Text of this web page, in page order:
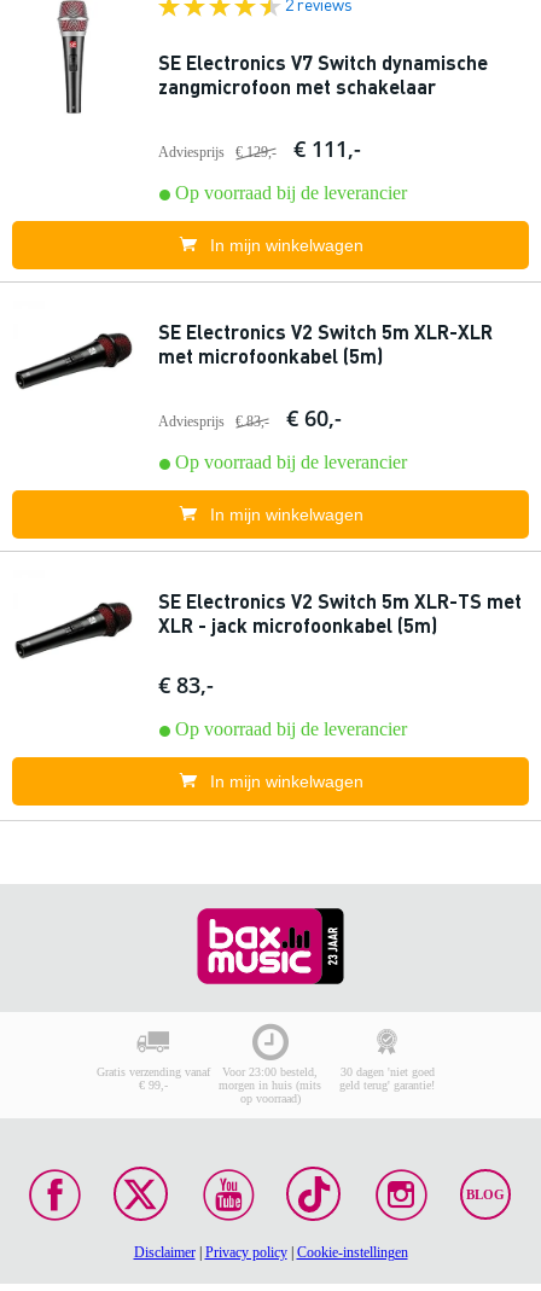
SE Electronics V7 Switch dynamische
zangmicrofoon met schakelaar
Adviesprijs € 129,- € 111,-
Op voorraad bij de leverancier
In mijn winkelwagen
SE Electronics V2 Switch 5m XLR-XLR
met microfoonkabel (5m)
Adviesprijs € 83,- € 60,-
Op voorraad bij de leverancier
In mijn winkelwagen
SE Electronics V2 Switch 5m XLR-TS met
XLR - jack microfoonkabel (5m)
€ 83,-
Op voorraad bij de leverancier
In mijn winkelwagen
Gratis verzending vanaf
€ 99,-
Voor 23:00 besteld,
morgen in huis (mits
op voorraad)
30 dagen 'niet goed
geld terug' garantie!
BLOG
Disclaimer| Privacy policy| Cookie-instellingen